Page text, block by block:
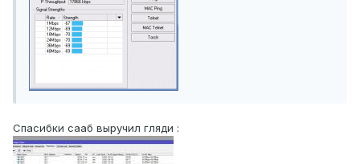
Спасибки сааб выручил гляди :